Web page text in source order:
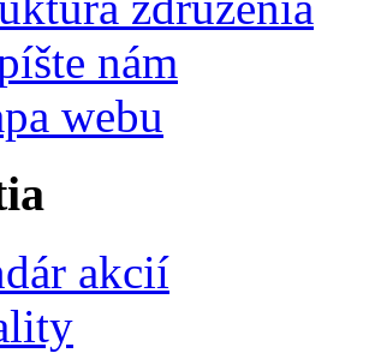
nám
webu
akcií